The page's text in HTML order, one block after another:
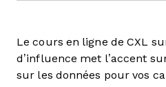
Le cours en ligne de CXL
d’influence met l’accent
sur les données pour vos